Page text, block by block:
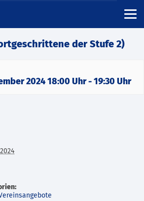
der Stufe 2)
2024 18:00 Uhr- 19:30 Uhr